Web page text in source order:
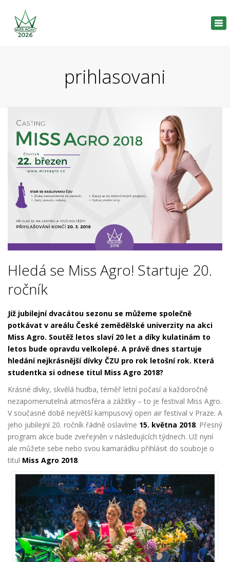
prihlasovani
Hledá se Miss Agro! Startuje 20.
ročník
Již jubilejní dvacátou sezonu se můžeme společně
potkávat v areálu České zemědělské univerzity na akci
Miss Agro. Soutěž letos slaví 20 let a díky kulatinám to
letos bude opravdu velkolepé. A právě dnes startuje
hledání nejkrásnější dívky ČZU pro rok letošní rok. Která
studentka si odnese titul Miss Agro 2018?
Krásné dívky, skvělá hudba, téměř letní počasí a každoročně
nezapomenutelná atmosféra a zážitky – to je festival Miss Agro.
V současné době největší kampusový open air festival v Praze. A
jeho jubilejní 20. ročník řádně oslavíme 15. května 2018. Přesný
program akce bude zveřejněn v následujících týdnech. Už nyní
ale můžete sebe nebo svou kamarádku přihlásit do souboje o
titul Miss Agro 2018.